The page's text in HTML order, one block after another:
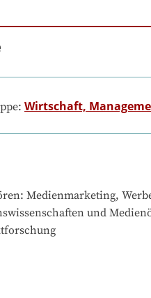
Wirtschaft,
: Medienmarketing,
und